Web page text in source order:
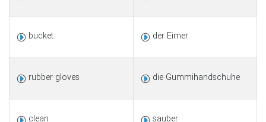
bucket der Eimer
rubber gloves die Gummihandschuhe
clean sauber